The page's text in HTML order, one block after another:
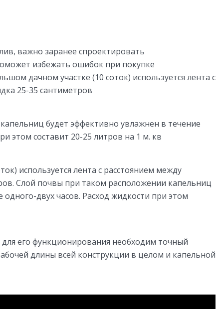
важно заранее спроектировать
избежать ошибок при покупке
дачном участке (10 соток) используется лента с
25-35 сантиметров
будет эффективно увлажнен в течение
этом составит 20-25 литров на 1 м. кв
используется лента с расстоянием между
Слой почвы при таком расположении капельниц
двух часов. Расход жидкости при этом
его функционирования необходим точный
длины всей конструкции в целом и капельной